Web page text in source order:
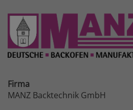
Firma
MANZ Backtechnik GmbH